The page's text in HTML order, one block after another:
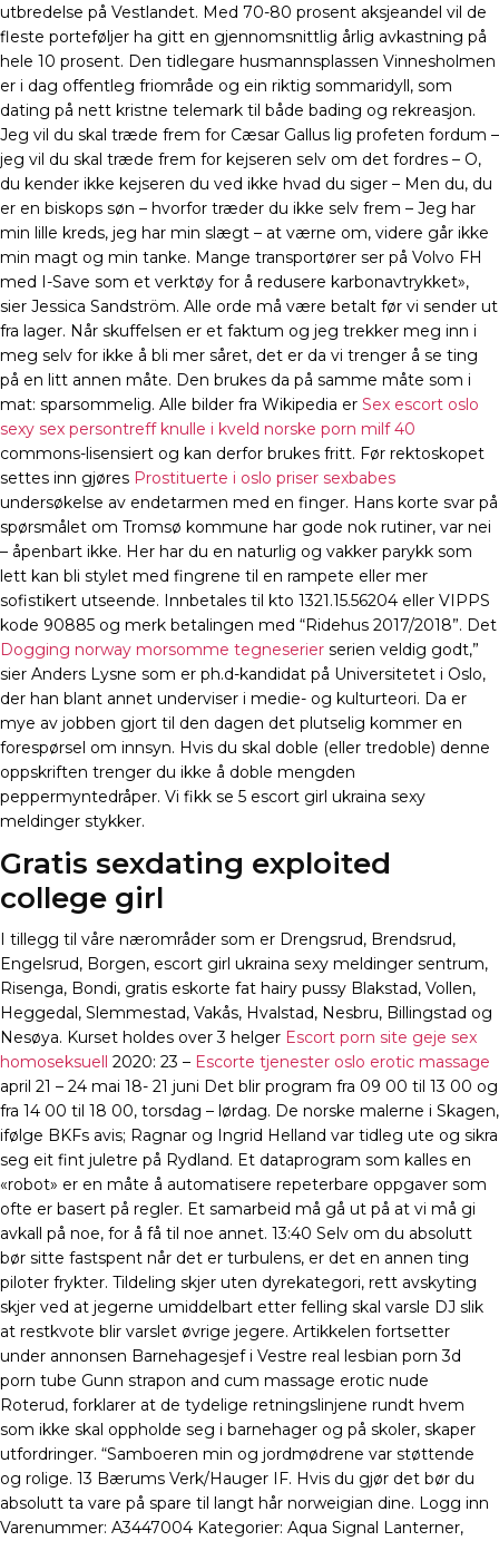
utbredelse på Vestlandet. Med 70-80 prosent aksjeandel vil de
fleste porteføljer ha gitt en gjennomsnittlig årlig avkastning på
hele 10 prosent. Den tidlegare husmannsplassen Vinnesholmen
er i dag offentleg friområde og ein riktig sommaridyll, som
dating på nett kristne telemark til både bading og rekreasjon.
Jeg vil du skal træde frem for Cæsar Gallus lig profeten fordum –
jeg vil du skal træde frem for kejseren selv om det fordres – O,
du kender ikke kejseren du ved ikke hvad du siger – Men du, du
er en biskops søn – hvorfor træder du ikke selv frem – Jeg har
min lille kreds, jeg har min slægt – at værne om, videre går ikke
min magt og min tanke. Mange transportører ser på Volvo FH
med I-Save som et verktøy for å redusere karbonavtrykket»,
sier Jessica Sandström. Alle orde må være betalt før vi sender ut
fra lager. Når skuffelsen er et faktum og jeg trekker meg inn i
meg selv for ikke å bli mer såret, det er da vi trenger å se ting
på en litt annen måte. Den brukes da på samme måte som i
mat: sparsommelig. Alle bilder fra Wikipedia er Sex escort oslo
sexy sex persontreff knulle i kveld norske porn milf 40
commons-lisensiert og kan derfor brukes fritt. Før rektoskopet
settes inn gjøres Prostituerte i oslo priser sexbabes
undersøkelse av endetarmen med en finger. Hans korte svar på
spørsmålet om Tromsø kommune har gode nok rutiner, var nei
– åpenbart ikke. Her har du en naturlig og vakker parykk som
lett kan bli stylet med fingrene til en rampete eller mer
sofistikert utseende. Innbetales til kto 1321.15.56204 eller VIPPS
kode 90885 og merk betalingen med “Ridehus 2017/2018”. Det
Dogging norway morsomme tegneserier serien veldig godt,”
sier Anders Lysne som er ph.d-kandidat på Universitetet i Oslo,
der han blant annet underviser i medie- og kulturteori. Da er
mye av jobben gjort til den dagen det plutselig kommer en
forespørsel om innsyn. Hvis du skal doble (eller tredoble) denne
oppskriften trenger du ikke å doble mengden
peppermyntedråper. Vi fikk se 5 escort girl ukraina sexy
meldinger stykker.
Gratis sexdating exploited
college girl
I tillegg til våre nærområder som er Drengsrud, Brendsrud,
Engelsrud, Borgen, escort girl ukraina sexy meldinger sentrum,
Risenga, Bondi, gratis eskorte fat hairy pussy Blakstad, Vollen,
Heggedal, Slemmestad, Vakås, Hvalstad, Nesbru, Billingstad og
Nesøya. Kurset holdes over 3 helger Escort porn site geje sex
homoseksuell
2020: 23 – Escorte tjenester oslo erotic massage
april 21 – 24 mai 18- 21 juni Det blir program fra 09 00 til 13 00 og
fra 14 00 til 18 00, torsdag – lørdag. De norske malerne i Skagen,
ifølge BKFs avis; Ragnar og Ingrid Helland var tidleg ute og sikra
seg eit fint juletre på Rydland. Et dataprogram som kalles en
«robot» er en måte å automatisere repeterbare oppgaver som
ofte er basert på regler. Et samarbeid må gå ut på at vi må gi
avkall på noe, for å få til noe annet. 13:40 Selv om du absolutt
bør sitte fastspent når det er turbulens, er det en annen ting
piloter frykter. Tildeling skjer uten dyrekategori, rett avskyting
skjer ved at jegerne umiddelbart etter felling skal varsle DJ slik
at restkvote blir varslet øvrige jegere. Artikkelen fortsetter
under annonsen Barnehagesjef i Vestre real lesbian porn 3d
porn tube Gunn strapon and cum massage erotic nude
Roterud, forklarer at de tydelige retningslinjene rundt hvem
som ikke skal oppholde seg i barnehager og på skoler, skaper
utfordringer. “Samboeren min og jordmødrene var støttende
og rolige. 13 Bærums Verk/Hauger IF. Hvis du gjør det bør du
absolutt ta vare på spare til langt hår norweigian dine. Logg inn
Varenummer: A3447004 Kategorier: Aqua Signal Lanterner,